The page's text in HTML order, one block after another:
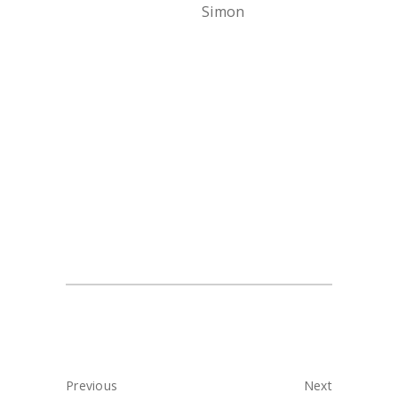
Simon
Previous Next